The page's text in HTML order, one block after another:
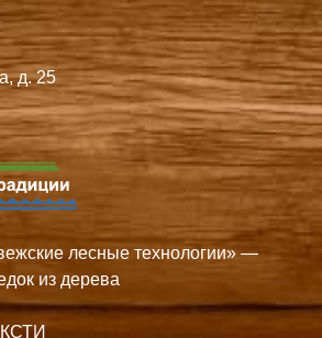
д. 25
лесные технологии» —
из дерева